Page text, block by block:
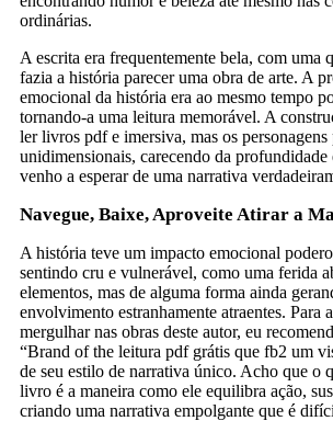
ordinárias.
A escrita era frequentemente bela, com uma
fazia a história parecer uma obra de arte. A
emocional da história era ao mesmo tempo
tornando-a uma leitura memorável. A
ler livros pdf e imersiva, mas os
unidimensionais, carecendo da profundidade
venho a esperar de uma narrativa
Navegue, Baixe, Aproveite Atirar a
A história teve um impacto emocional
sentindo cru e vulnerável, como uma ferida
elementos, mas de alguma forma ainda
envolvimento estranhamente atraentes. Para
mergulhar nas obras deste autor, eu
“Brand of the leitura pdf grátis que fb2 um
de seu estilo de narrativa único. Acho que o
livro é a maneira como ele equilibra ação,
criando uma narrativa empolgante que é